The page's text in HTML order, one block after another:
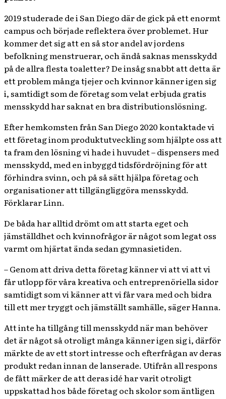
2019 studerade de i San Diego där de gick på ett enormt
campus och började reflektera över problemet. Hur
kommer det sig att en så stor andel av jordens
befolkning menstruerar, och ändå saknas mensskydd
på de allra flesta toaletter? De insåg snabbt att detta är
ett problem många tjejer och kvinnor känner igen sig
i, samtidigt som de företag som velat erbjuda gratis
mensskydd har saknat en bra distributionslösning.
Efter hemkomsten från San Diego 2020 kontaktade vi
ett företag inom produktutveckling som hjälpte oss att
ta fram den lösning vi hade i huvudet – dispensers med
mensskydd, med en inbyggd tidsfördröjning för att
förhindra svinn, och på så sätt hjälpa företag och
organisationer att tillgängliggöra mensskydd.
Förklarar Linn.
De båda har alltid drömt om att starta eget och
jämställdhet och kvinnofrågor är något som legat oss
varmt om hjärtat ända sedan gymnasietiden.
– Genom att driva detta företag känner vi att vi att vi
får utlopp för våra kreativa och entreprenöriella sidor
samtidigt som vi känner att vi får vara med och bidra
till ett mer tryggt och jämställt samhälle, säger Hanna.
Att inte ha tillgång till mensskydd när man behöver
det är något så otroligt många känner igen sig i, därför
märkte de av ett stort intresse och efterfrågan av deras
produkt redan innan de lanserade. Utifrån all respons
de fått märker de att deras idé har varit otroligt
uppskattad hos både företag och skolor som äntligen